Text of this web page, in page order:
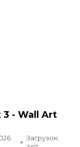
3 - Wall Art
Загрузок: